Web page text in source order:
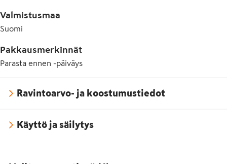
Valmistusmaa
Suomi
Pakkausmerkinnät
Parasta ennen -päiväys
Ravintoarvo- ja koostumustiedot
Käyttö ja säilytys